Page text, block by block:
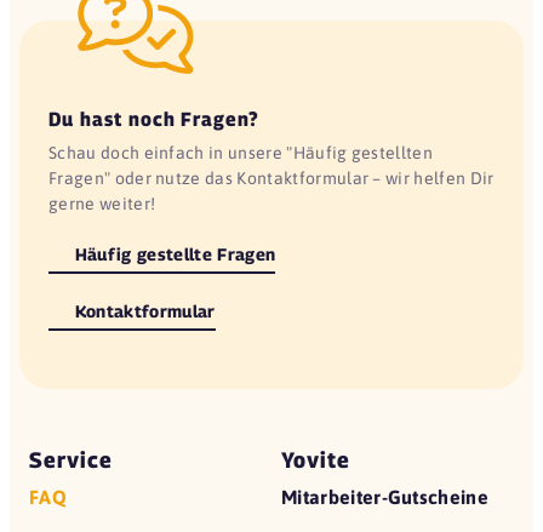
Du hast noch Fragen?
Schau doch einfach in unsere "Häufig gestellten
Fragen" oder nutze das Kontaktformular – wir helfen Dir
gerne weiter!
Häufig gestellte Fragen
Kontaktformular
Service
FAQ
Yovite
Mitarbeiter-Gutscheine